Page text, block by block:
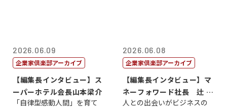
2026.06.09
企業家倶楽部アーカイブ
【編集長インタビュー】ス
ーパーホテル会長山本梁介
「自律型感動人間」を育て
2026.06.08
企業家倶楽部アーカイブ
【編集長インタビュー】マ
ネーフォワード社長 辻 庸
介
人との出会いがビジネスの